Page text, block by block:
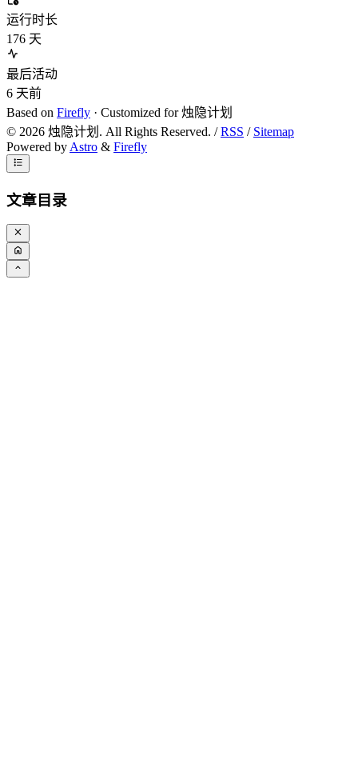
运行时长
176 天
最后活动
6 天前
Based on Firefly · Customized for 烛隐计划
© 2026 烛隐计划. All Rights Reserved. /RSS / Sitemap
Powered byAstro & Firefly
文章目录